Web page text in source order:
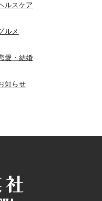
ルスケア
ルメ
愛・結婚
知らせ